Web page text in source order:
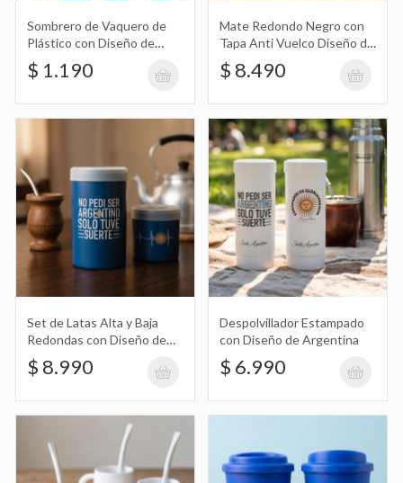
de Argentina
$ 6.990
Mate con Manija Cuadrado Blanco
Estampado con Diseño de Argentina
$ 5.890
Vaso Térmico Estampado con Diseño
de Argentina
$ 7.490
Sombrero de Vaquero de
Plástico con Diseño de
Argentina
$ 1.190
Mate Redondo Negro con
Tapa Anti Vuelco Diseño de
Argentina
$ 8.490
Set de Latas Alta y Baja
Redondas con Diseño de
Argentina
$ 8.990
Despolvillador Estampado
con Diseño de Argentina
$ 6.990